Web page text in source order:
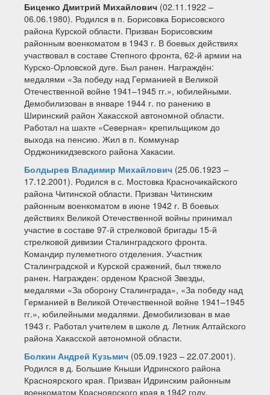
Биценко Дмитрий Михайлович (02.11.1922 –
06.06.1980). Родился в п. Борисовка Борисовского
района Курской области. Призван Борисовским
районным военкоматом в 1943 г. В боевых действиях
участвовал в составе Степного фронта, 62-й армии на
Курско-Орловской дуге. Был ранен. Награждён:
медалями «За победу над Германией в Великой
Отечественной войне 1941–1945 гг.», юбилейными.
Демобилизован в январе 1944 г. по ранению в
Ширинский район Хакасской автономной области.
Работал на шахте «Северная» крепильщиком до
выхода на пенсию. Жил в п. Коммунар
Орджоникидзевского района Хакасии.
Болдырев Владимир Михайлович (25.06.1923 –
17.12.2001). Родился в с. Мостовка Красночикайского
района Читинской области. Призван Читинским
районным военкоматом в июне 1942 г. В боевых
действиях Великой Отечественной войны принимал
участие в составе 97-й стрелковой бригады 15-й
стрелковой дивизии Сталинградского фронта.
Командир пулеметного отделения. Участник
Сталинградской и Курской сражений, был тяжело
ранен. Награжден: орденом Красной Звезды,
медалями «За оборону Сталинграда», «За победу над
Германией в Великой Отечественной войне 1941–1945
гг.», юбилейными медалями. Демобилизован в мае
1943 г. Работал учителем в школе д. Летник Алтайского
района Хакасской автономной области.
Болкин Андрей Кузьмич (05.09.1923 – 22.07.2001).
Родился в д. Большие Кныши Идринского района
Красноярского края. Призван Идринским районным
военкоматом Красноярского края в 1942 году.